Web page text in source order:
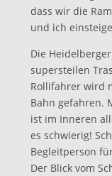
dass wir die
und ich
Die
supersteilen
Rollifahrer wird
Bahn gefahren.
ist im Inneren
es schwierig!
Begleitperson
Der Blick vom